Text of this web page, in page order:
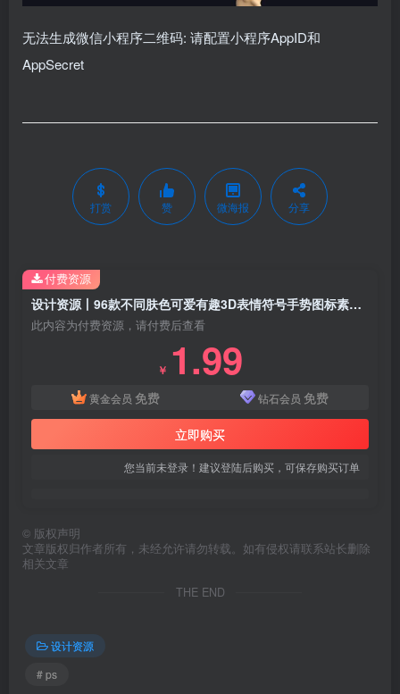
无法生成微信小程序二维码: 请配置小程序AppID和
AppSecret
打赏 赞 微海报 分享
设计资源丨96款不同肤色可爱有趣3D表情符号手势图标素材 PS笔刷
此内容为付费资源，请付费后查看
￥ 1.99
黄金会员 免费 钻石会员 免费
立即购买
您当前未登录！建议登陆后购买，可保存购买订单
付费资源
© 版权声明
文章版权归作者所有，未经允许请勿转载。如有侵权请联系站长删除
相关文章
THE END
设计资源
# ps